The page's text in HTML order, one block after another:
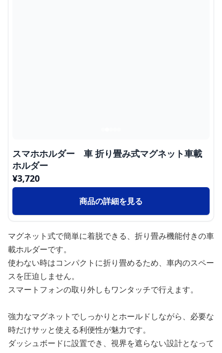
スマホホルダー 車 折り畳み式マグネット車載
ホルダー
¥3,720
商品の詳細を見る
マグネット式で簡単に着脱できる、折り畳み機能付きの車
載ホルダーです。
使わない時はコンパクトに折り畳めるため、車内のスペー
スを圧迫しません。
スマートフォンの取り外しもワンタッチで行えます。
強力なマグネットでしっかりとホールドしながら、必要な
時だけサッと使える利便性が魅力です。
ダッシュボードに設置でき、視界を遮らない設計となって